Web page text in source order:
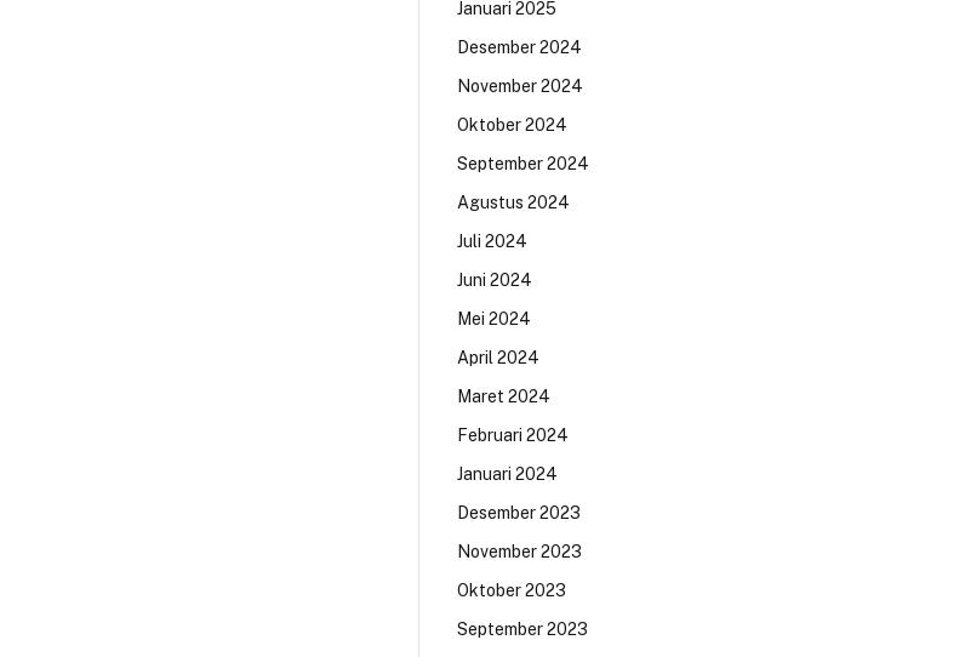
Januari 2025
Desember 2024
November 2024
Oktober 2024
September 2024
Agustus 2024
Juli 2024
Juni 2024
Mei 2024
April 2024
Maret 2024
Februari 2024
Januari 2024
Desember 2023
November 2023
Oktober 2023
September 2023